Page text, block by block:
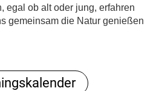
egal ob alt oder jung, erfahren
gemeinsam die Natur genießen